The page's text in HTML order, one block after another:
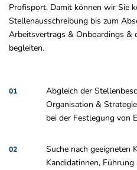
Profisport. Damit können wir Sie
Stellenausschreibung bis zum
Arbeitsvertrags & Onboardings &
begleiten.
01
Abgleich der
Organisation &
bei der Festlegung von
02
Suche nach geeigneten
Kandidatinnen,